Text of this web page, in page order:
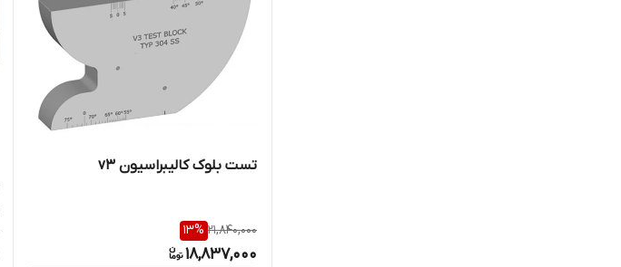
تست بلوک کالیبراسیون v3
21,840,000
13%
18,837,000